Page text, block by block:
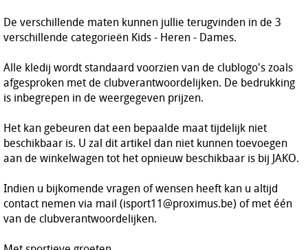
De verschillende maten kunnen jullie terugvinden in de 3
verschillende categorieën Kids - Heren - Dames.
Alle kledij wordt standaard voorzien van de clublogo's zoals
afgesproken met de clubverantwoordelijken. De bedrukking
is inbegrepen in de weergegeven prijzen.
Het kan gebeuren dat een bepaalde maat tijdelijk niet
beschikbaar is. U zal dit artikel dan niet kunnen toevoegen
aan de winkelwagen tot het opnieuw beschikbaar is bij JAKO.
Indien u bijkomende vragen of wensen heeft kan u altijd
contact nemen via mail (isport11@proximus.be) of met één
van de clubverantwoordelijken.